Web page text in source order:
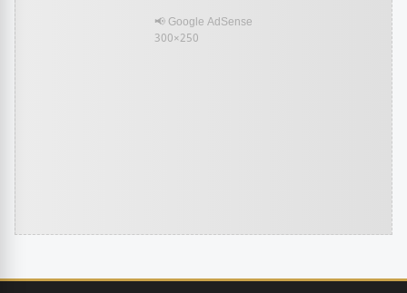
📢 Google AdSense
300×250